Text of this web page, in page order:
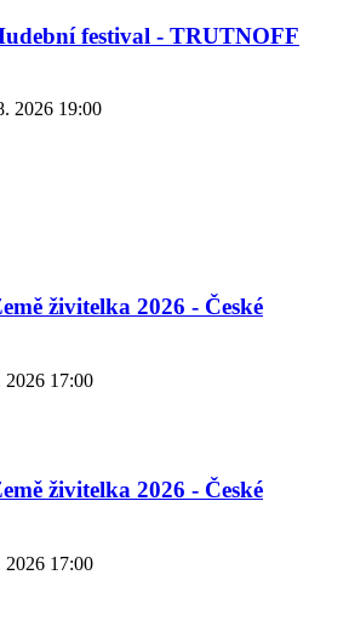
festival - TRUTNOFF
2026 19:00
živitelka 2026 - České
2026 17:00
živitelka 2026 - České
2026 17:00